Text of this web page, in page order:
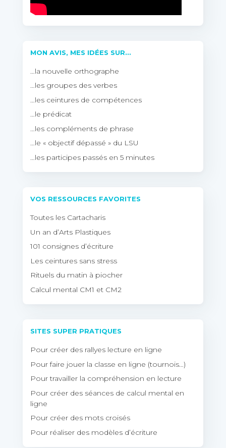
MON AVIS, MES IDÉES SUR…
…la nouvelle orthographe
…les groupes des verbes
…les ceintures de compétences
…le prédicat
…les compléments de phrase
…le « objectif dépassé » du LSU
…les participes passés en 5 minutes
VOS RESSOURCES FAVORITES
Toutes les Cartacharis
Un an d’Arts Plastiques
101 consignes d’écriture
Les ceintures sans stress
Rituels du matin à piocher
Calcul mental CM1 et CM2
SITES SUPER PRATIQUES
Pour créer des rallyes lecture en ligne
Pour faire jouer la classe en ligne (tournois…)
Pour travailler la compréhension en lecture
Pour créer des séances de calcul mental en
ligne
Pour créer des mots croisés
Pour réaliser des modèles d’écriture